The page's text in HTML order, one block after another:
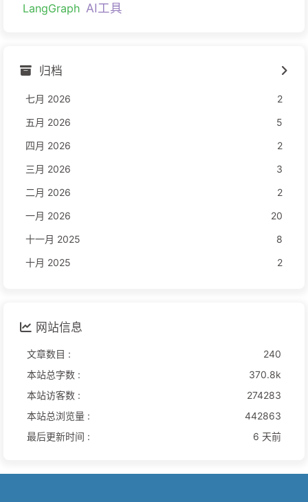
LangGraph AI工具
归档
七月 2026
2
五月 2026
5
四月 2026
2
三月 2026
3
二月 2026
2
一月 2026
20
十一月 2025
8
十月 2025
2
网站信息
文章数目 :
240
本站总字数 :
370.8k
本站访客数 :
274283
本站总浏览量 :
442863
最后更新时间 :
6 天前